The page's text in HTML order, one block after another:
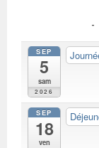
SEP
5
sam
2026
SEP
18
ven